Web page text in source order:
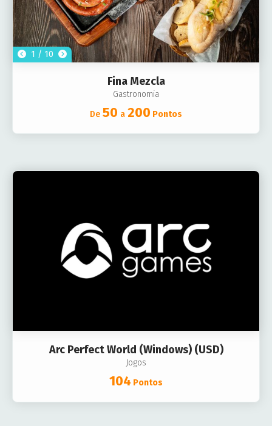
1 / 10
Fina Mezcla
Gastronomia
De 50 a 200 Pontos
Arc Perfect World (Windows) (USD)
Jogos
104 Pontos